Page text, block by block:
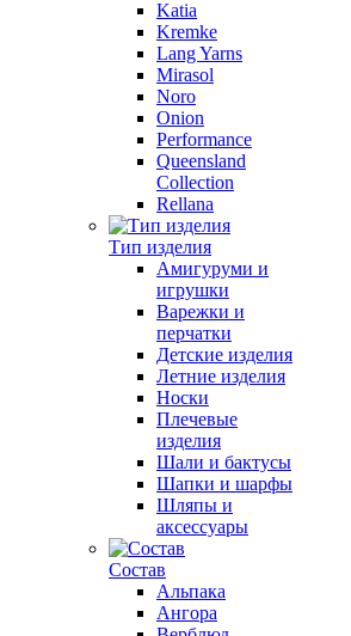
Katia
Kremke
Lang Yarns
Mirasol
Noro
Onion
Performance
Queensland
Collection
Rellana
Тип изделия
Амигуруми и
игрушки
Варежки и
перчатки
Детские изделия
Летние изделия
Носки
Плечевые
изделия
Шали и бактусы
Шапки и шарфы
Шляпы и
аксессуары
Состав
Альпака
Ангора